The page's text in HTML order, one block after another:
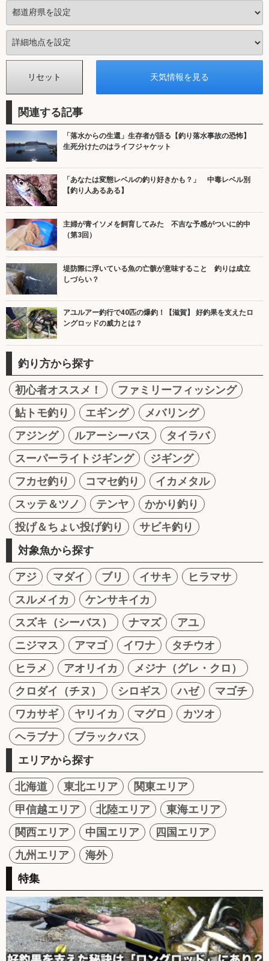
関連する記事
「落水からの生還」生存者が語る【釣り落水事故の恐怖】
生死分けたのはライフジャケット
「あなたは変態レベルの釣り好きかも？」 中毒レベル別
【釣り人あるある】
主婦が青イソメを飼育してみた 不吉な予感がついに的中
（第3回）
堤防際に浮いている魚の亡骸が意味すること 釣りは成立
しづらい？
アユルアー釣行で40匹の爆釣！【滋賀】 好釣果を支えたロ
ングロッドの威力とは？
釣り方から探す
初心者オススメ！
ファミリーフィッシング
鮎トモ釣り
エギング
メバリング
アジング
ルアーシーバス
タイラバ
スーパーライトジギング
ジギング
フカセ釣り
コマセ釣り
イカメタル
スッテ＆ツノ
テンヤ
かかり釣り
投げ＆ちょい投げ釣り
サビキ釣り
対象魚から探す
アジ マダイ ブリ イサキ
ヒラマサ
スルメイカ
ケンサキイカ
スズキ（シーバス）
ナマズ
アユ
ニジマス
アマゴ イワナ
タチウオ
ヒラメ
アオリイカ
メジナ（グレ・クロ）
クロダイ（チヌ）
シロギス ハゼ
マゴチ
ワカサギ
ヤリイカ マグロ
カツオ
ヘラブナ
ブラックバス
エリアから探す
北海道 東北エリア
関東エリア
甲信越エリア
北陸エリア
東海エリア
関西エリア
中国エリア
四国エリア
九州エリア
海外
特集